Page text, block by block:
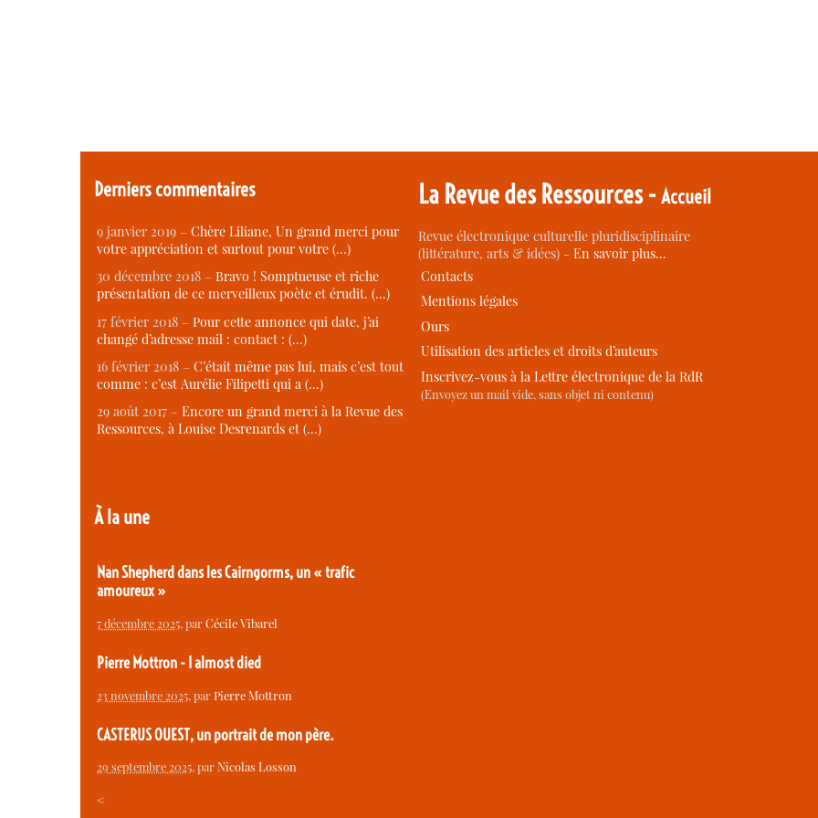
Derniers commentaires
9 janvier 2019 – Chère Liliane, Un grand merci pour
votre appréciation et surtout pour votre (…)
30 décembre 2018 – Bravo ! Somptueuse et riche
présentation de ce merveilleux poète et érudit. (…)
17 février 2018 – Pour cette annonce qui date, j’ai
changé d’adresse mail : contact : (…)
16 février 2018 – C’était même pas lui, mais c’est tout
comme : c’est Aurélie Filipetti qui a (…)
29 août 2017 – Encore un grand merci à la Revue des
Ressources, à Louise Desrenards et (…)
À la une
Nan Shepherd dans les Cairngorms, un « trafic
amoureux »
7 décembre 2025, parCécile Vibarel
Pierre Mottron - I almost died
23 novembre 2025, parPierre Mottron
CASTERUS OUEST, un portrait de mon père.
29 septembre 2025, parNicolas Losson
<
La Revue des Ressources -Accueil
Revue électronique culturelle pluridisciplinaire
(littérature, arts & idées) -En savoir plus…
Contacts
Mentions légales
Ours
Utilisation des articles et droits d’auteurs
Inscrivez-vous à la Lettre électronique de la RdR
(Envoyez un mail vide, sans objet ni contenu)